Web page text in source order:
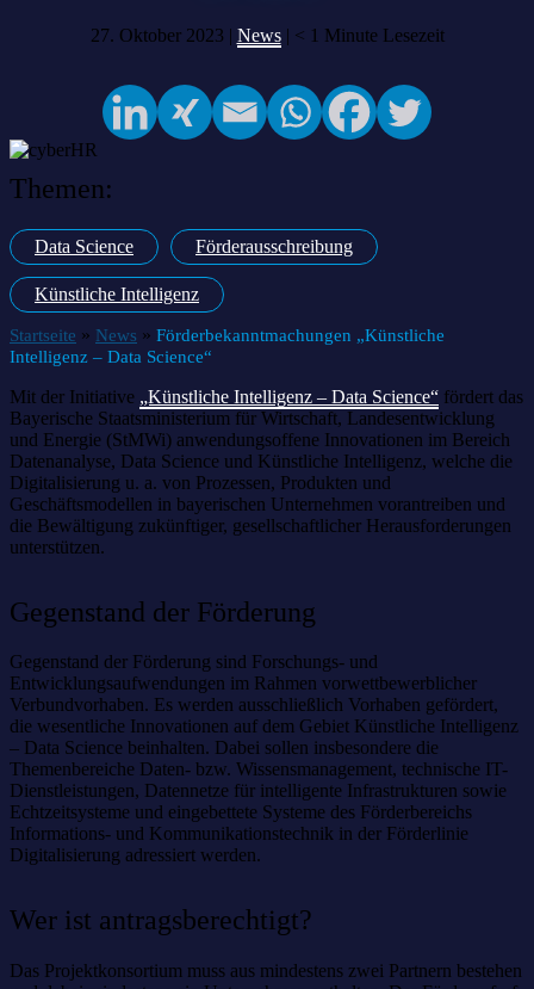
27. Oktober 2023 | News| < 1 Minute Lesezeit
Themen:
Data Science Förderausschreibung
Künstliche Intelligenz
Startseite » News » Förderbekanntmachungen „Künstliche
Intelligenz – Data Science“
Mit der Initiative „Künstliche Intelligenz – Data Science“ fördert das
Bayerische Staatsministerium für Wirtschaft, Landesentwicklung
und Energie (StMWi) anwendungsoffene Innovationen im Bereich
Datenanalyse, Data Science und Künstliche Intelligenz, welche die
Digitalisierung u. a. von Prozessen, Produkten und
Geschäftsmodellen in bayerischen Unternehmen vorantreiben und
die Bewältigung zukünftiger, gesellschaftlicher Herausforderungen
unterstützen.
Gegenstand der Förderung
Gegenstand der Förderung sind Forschungs- und
Entwicklungsaufwendungen im Rahmen vorwettbewerblicher
Verbundvorhaben. Es werden ausschließlich Vorhaben gefördert,
die wesentliche Innovationen auf dem Gebiet Künstliche Intelligenz
– Data Science beinhalten. Dabei sollen insbesondere die
Themenbereiche Daten- bzw. Wissensmanagement, technische IT-
Dienstleistungen, Datennetze für intelligente Infrastrukturen sowie
Echtzeitsysteme und eingebettete Systeme des Förderbereichs
Informations- und Kommunikationstechnik in der Förderlinie
Digitalisierung adressiert werden.
Wer ist antragsberechtigt?
Das Projektkonsortium muss aus mindestens zwei Partnern bestehen